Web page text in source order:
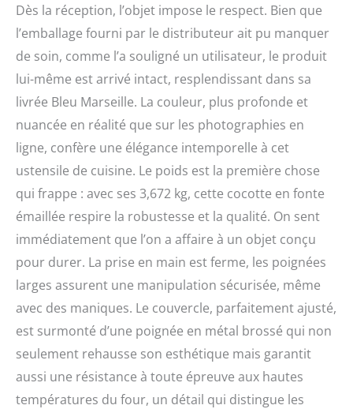
</b>: Marseille
<b>Description du
produit</b>:
L’indispensable cocotte
Le Creuset en fonte
émaillée est
incontournable pour
réaliser vos plats mijotés!
Multi-usages, c'est votre
compagne culinaire de
tous les jours !!<P> La
cocotte en fonte émaillée
permet de cuisiner de
délicieux plats mijotés
tels que blanquette de
veau, bœuf braisé, bœuf
bourguignon,
carbonnade ou encore
pot au feu, mais aussi
pour des pièces de
viandes telles que gigot,
poulet… Son excellente
répartition de la chaleur
et sa montée progressive
Dès la réception, l’objet impose le respect. Bien que
l’emballage fourni par le distributeur ait pu manquer
de soin, comme l’a souligné un utilisateur, le produit
lui-même est arrivé intact, resplendissant dans sa
livrée Bleu Marseille. La couleur, plus profonde et
nuancée en réalité que sur les photographies en
ligne, confère une élégance intemporelle à cet
ustensile de cuisine. Le poids est la première chose
qui frappe : avec ses 3,672 kg, cette cocotte en fonte
émaillée respire la robustesse et la qualité. On sent
immédiatement que l’on a affaire à un objet conçu
pour durer. La prise en main est ferme, les poignées
larges assurent une manipulation sécurisée, même
avec des maniques. Le couvercle, parfaitement ajusté,
est surmonté d’une poignée en métal brossé qui non
seulement rehausse son esthétique mais garantit
aussi une résistance à toute épreuve aux hautes
températures du four, un détail qui distingue les